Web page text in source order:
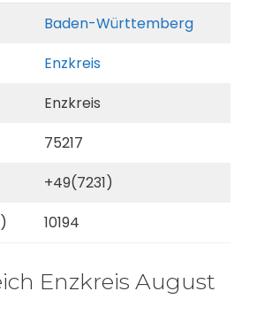
Baden-Württemberg
Enzkreis
Enzkreis
75217
+49(7231)
10194
Enzkreis August